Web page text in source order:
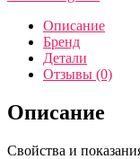
Описание
Бренд
Детали
Отзывы (0)
Описание
Свойства и